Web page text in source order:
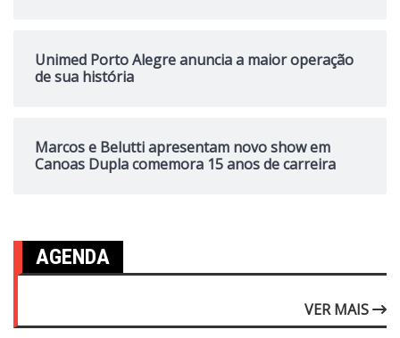
Unimed Porto Alegre anuncia a maior operação
de sua história
Marcos e Belutti apresentam novo show em
Canoas Dupla comemora 15 anos de carreira
AGENDA
VER MAIS